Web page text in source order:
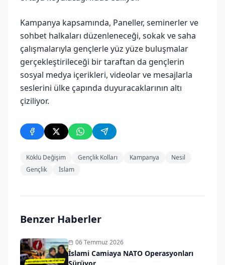
Kampanya kapsamında, Paneller, seminerler ve
sohbet halkaları düzenleneceği, sokak ve saha
çalışmalarıyla gençlerle yüz yüze buluşmalar
gerçekleştirileceği bir taraftan da gençlerin
sosyal medya içerikleri, videolar ve mesajlarla
seslerini ülke çapında duyuracaklarının altı
çiziliyor.
Köklü Değişim Gençlik Kolları Kampanya
Nesil
Gençlik
İslam
Benzer Haberler
06 Temmuz 2026
İslami Camiaya NATO Operasyonları
Sürüyor